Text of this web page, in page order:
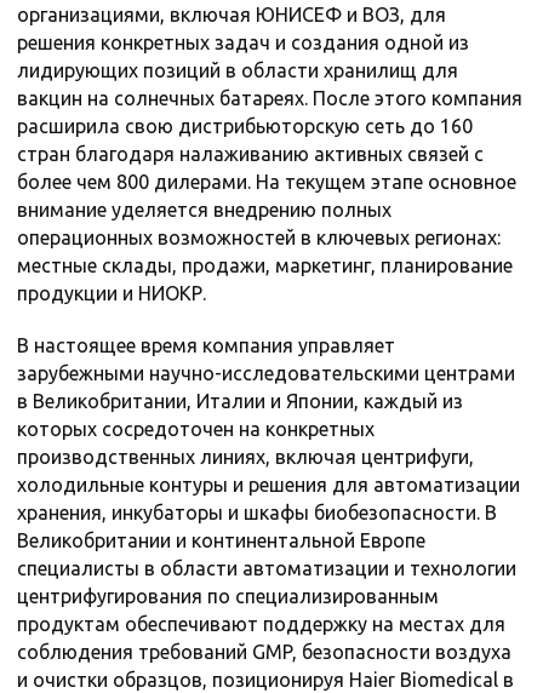
организациями, включая ЮНИСЕФ и ВОЗ, для
решения конкретных задач и создания одной из
лидирующих позиций в области хранилищ для
вакцин на солнечных батареях. После этого компания
расширила свою дистрибьюторскую сеть до 160
стран благодаря налаживанию активных связей с
более чем 800 дилерами. На текущем этапе основное
внимание уделяется внедрению полных
операционных возможностей в ключевых регионах:
местные склады, продажи, маркетинг, планирование
продукции и НИОКР.
В настоящее время компания управляет
зарубежными научно-исследовательскими центрами
в Великобритании, Италии и Японии, каждый из
которых сосредоточен на конкретных
производственных линиях, включая центрифуги,
холодильные контуры и решения для автоматизации
хранения, инкубаторы и шкафы биобезопасности. В
Великобритании и континентальной Европе
специалисты в области автоматизации и технологии
центрифугирования по специализированным
продуктам обеспечивают поддержку на местах для
соблюдения требований GMP, безопасности воздуха
и очистки образцов, позиционируя Haier Biomedical в